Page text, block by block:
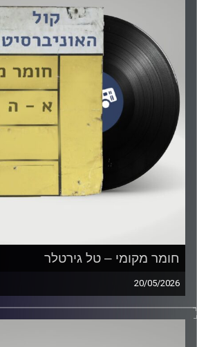
חומר מקומי – טל גירטלר
20/05/2026
שעה של מוזיקה ישראלית עם טל גירטלר